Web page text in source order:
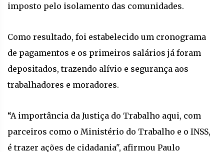
imposto pelo isolamento das comunidades.
Como resultado, foi estabelecido um cronograma
de pagamentos e os primeiros salários já foram
depositados, trazendo alívio e segurança aos
trabalhadores e moradores.
“A importância da Justiça do Trabalho aqui, com
parceiros como o Ministério do Trabalho e o INSS,
é trazer ações de cidadania", afirmou Paulo